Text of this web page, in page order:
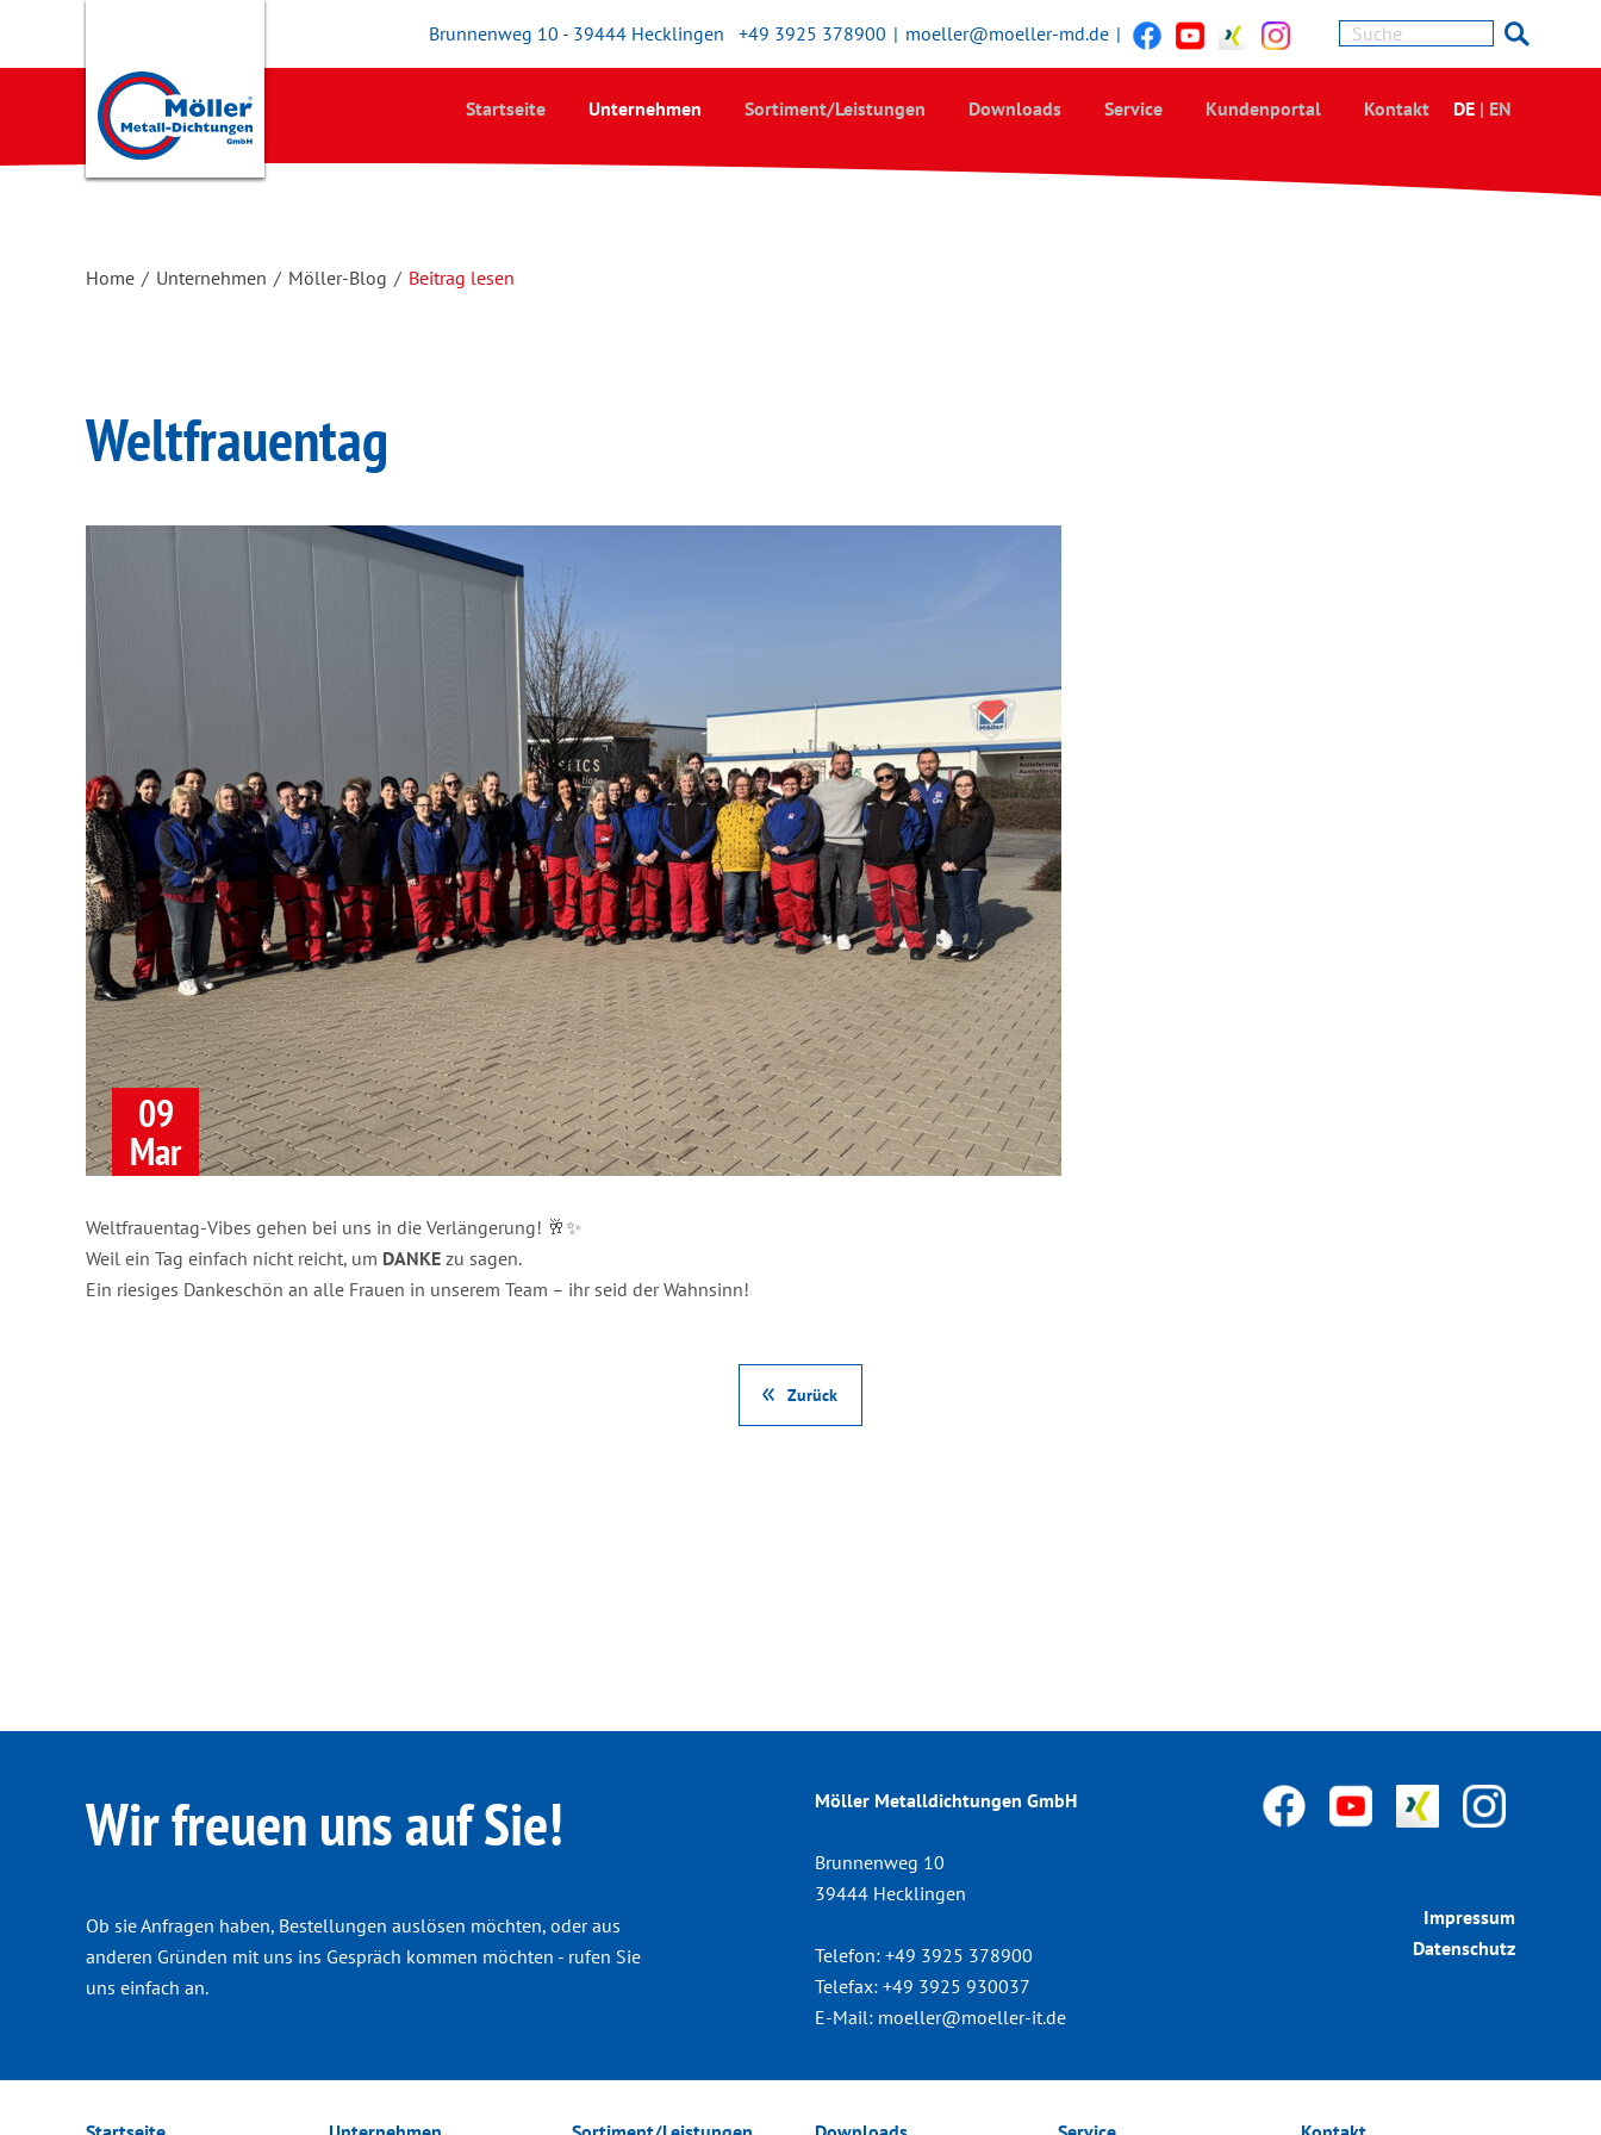
Brunnenweg 10 - 39444 Hecklingen +49 3925 378900 | moeller@moeller-md.de |
Startseite Unternehmen Sortiment/Leistungen Downloads Service Kundenportal Kontakt DE | EN
Home / Unternehmen / Möller-Blog / Beitrag lesen
Weltfrauentag
09
Mar
Weltfrauentag-Vibes gehen bei uns in die Verlängerung! 🥂✨
Weil ein Tag einfach nicht reicht, um DANKE zu sagen.
Ein riesiges Dankeschön an alle Frauen in unserem Team – ihr seid der Wahnsinn!
Zurück
Wir freuen uns auf Sie!
Ob sie Anfragen haben, Bestellungen auslösen möchten, oder aus
anderen Gründen mit uns ins Gespräch kommen möchten - rufen Sie
uns einfach an.
Möller Metalldichtungen GmbH
Brunnenweg 10
39444 Hecklingen
Telefon: +49 3925 378900
Telefax: +49 3925 930037
E-Mail: moeller@moeller-it.de
Impressum
Datenschutz